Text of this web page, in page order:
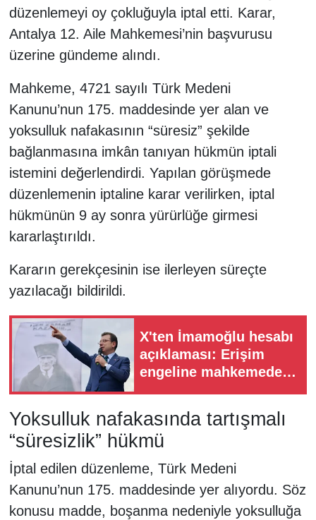
düzenlemeyi oy çokluğuyla iptal etti. Karar,
Antalya 12. Aile Mahkemesi’nin başvurusu
üzerine gündeme alındı.
Mahkeme, 4721 sayılı Türk Medeni
Kanunu’nun 175. maddesinde yer alan ve
yoksulluk nafakasının “süresiz” şekilde
bağlanmasına imkân tanıyan hükmün iptali
istemini değerlendirdi. Yapılan görüşmede
düzenlemenin iptaline karar verilirken, iptal
hükmünün 9 ay sonra yürürlüğe girmesi
kararlaştırıldı.
Kararın gerekçesinin ise ilerleyen süreçte
yazılacağı bildirildi.
X'ten İmamoğlu hesabı
açıklaması: Erişim
engeline mahkemede
Yoksulluk nafakasında tartışmalı
“süresizlik” hükmü
İptal edilen düzenleme, Türk Medeni
Kanunu’nun 175. maddesinde yer alıyordu. Söz
konusu madde, boşanma nedeniyle yoksulluğa